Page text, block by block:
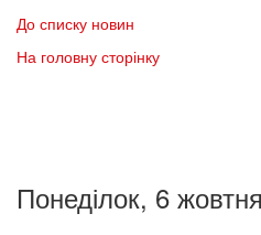
До списку новин
На головну сторінку
Понеділок, 6